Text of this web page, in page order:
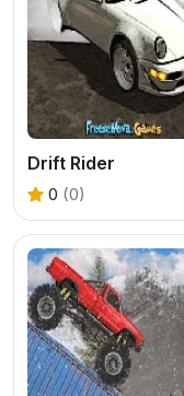
Drift Rider
0 (0)